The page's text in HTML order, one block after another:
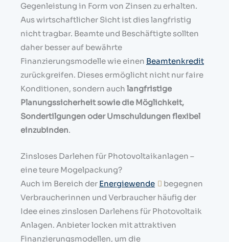
Gegenleistung in Form von Zinsen zu erhalten.
Aus wirtschaftlicher Sicht ist dies langfristig
nicht tragbar. Beamte und Beschäftigte sollten
daher besser auf bewährte
Finanzierungsmodelle wie einen Beamtenkredit
zurückgreifen. Dieses ermöglicht nicht nur faire
Konditionen, sondern auch langfristige
Planungssicherheit sowie die Möglichkeit,
Sondertilgungen oder Umschuldungen flexibel
einzubinden.
Zinsloses Darlehen für Photovoltaikanlagen –
eine teure Mogelpackung?
Auch im Bereich der Energiewende
begegnen
Verbraucherinnen und Verbraucher häufig der
Idee eines zinslosen Darlehens für Photovoltaik
Anlagen. Anbieter locken mit attraktiven
Finanzierungsmodellen, um die